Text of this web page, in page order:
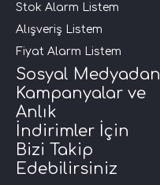
Stok Alarm Listem
Alışveriş Listem
Fiyat Alarm Listem
Sosyal Medyadan
Kampanyalar ve
Anlık
İndirimler İçin
Bizi Takip
Edebilirsiniz